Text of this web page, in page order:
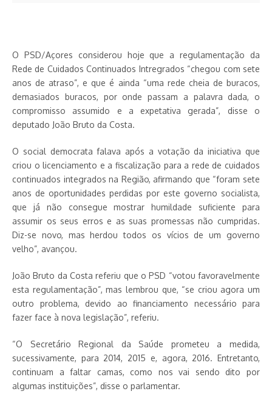
O PSD/Açores considerou hoje que a regulamentação da
Rede de Cuidados Continuados Intregrados “chegou com sete
anos de atraso”, e que é ainda “uma rede cheia de buracos,
demasiados buracos, por onde passam a palavra dada, o
compromisso assumido e a expetativa gerada”, disse o
deputado João Bruto da Costa.
O social democrata falava após a votação da iniciativa que
criou o licenciamento e a fiscalização para a rede de cuidados
continuados integrados na Região, afirmando que “foram sete
anos de oportunidades perdidas por este governo socialista,
que já não consegue mostrar humildade suficiente para
assumir os seus erros e as suas promessas não cumpridas.
Diz-se novo, mas herdou todos os vícios de um governo
velho”, avançou.
João Bruto da Costa referiu que o PSD “votou favoravelmente
esta regulamentação”, mas lembrou que, “se criou agora um
outro problema, devido ao financiamento necessário para
fazer face à nova legislação”, referiu.
“O Secretário Regional da Saúde prometeu a medida,
sucessivamente, para 2014, 2015 e, agora, 2016. Entretanto,
continuam a faltar camas, como nos vai sendo dito por
algumas instituições”, disse o parlamentar.